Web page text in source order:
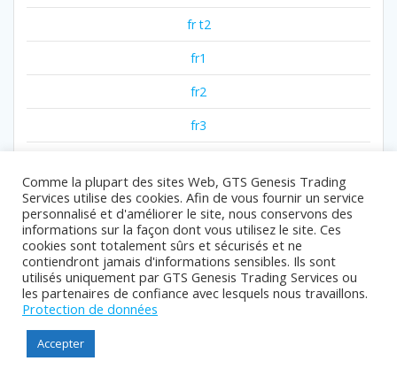
fr t2
fr1
fr2
fr3
gambling
games
gaming
giris
Comme la plupart des sites Web, GTS Genesis Trading
Services utilise des cookies. Afin de vous fournir un service
personnalisé et d'améliorer le site, nous conservons des
informations sur la façon dont vous utilisez le site. Ces
cookies sont totalement sûrs et sécurisés et ne
contiendront jamais d'informations sensibles. Ils sont
utilisés uniquement par GTS Genesis Trading Services ou
les partenaires de confiance avec lesquels nous travaillons.
Protection de données
Accepter